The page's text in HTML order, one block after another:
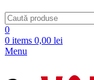
0
0 items 0,00 lei
Menu